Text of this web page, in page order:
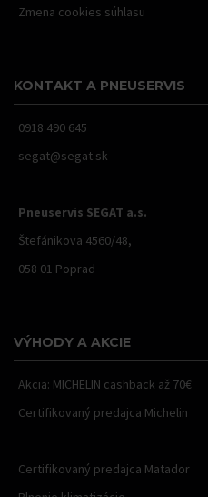
Zmena cookies súhlasu
KONTAKT A PNEUSERVIS
0918 490 645
segat@segat.sk
Pneuservis SEGAT a.s.
Štefánikova 4560/48,
058 01 Poprad
VÝHODY A AKCIE
Akcia: MICHELIN cashback až 70€
Certifikovaný predajca Michelin
Certifikovaný predajca Matador